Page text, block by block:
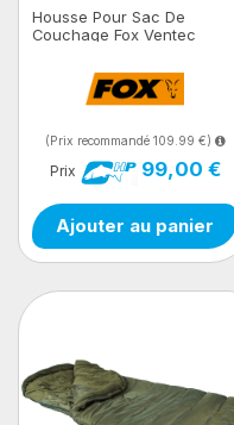
Housse Pour Sac De
Couchage Fox Ventec
(Prix recommandé 109.99 €)
Prix 99,00 €
Ajouter au panier